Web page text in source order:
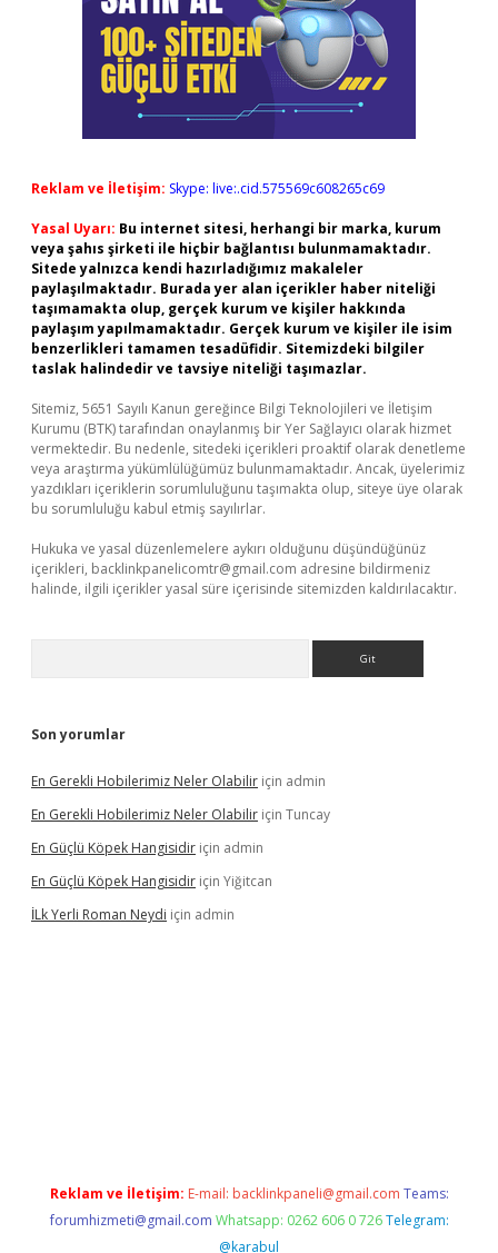
Reklam ve İletişim: Skype: live:.cid.575569c608265c69
Yasal Uyarı: Bu internet sitesi, herhangi bir marka, kurum
veya şahıs şirketi ile hiçbir bağlantısı bulunmamaktadır.
Sitede yalnızca kendi hazırladığımız makaleler
paylaşılmaktadır. Burada yer alan içerikler haber niteliği
taşımamakta olup, gerçek kurum ve kişiler hakkında
paylaşım yapılmamaktadır. Gerçek kurum ve kişiler ile isim
benzerlikleri tamamen tesadüfidir. Sitemizdeki bilgiler
taslak halindedir ve tavsiye niteliği taşımazlar.
Sitemiz, 5651 Sayılı Kanun gereğince Bilgi Teknolojileri ve İletişim
Kurumu (BTK) tarafından onaylanmış bir Yer Sağlayıcı olarak hizmet
vermektedir. Bu nedenle, sitedeki içerikleri proaktif olarak denetleme
veya araştırma yükümlülüğümüz bulunmamaktadır. Ancak, üyelerimiz
yazdıkları içeriklerin sorumluluğunu taşımakta olup, siteye üye olarak
bu sorumluluğu kabul etmiş sayılırlar.
Hukuka ve yasal düzenlemelere aykırı olduğunu düşündüğünüz
içerikleri, backlinkpanelicomtr@gmail.com adresine bildirmeniz
halinde, ilgili içerikler yasal süre içerisinde sitemizden kaldırılacaktır.
Son yorumlar
En Gerekli Hobilerimiz Neler Olabilir için admin
En Gerekli Hobilerimiz Neler Olabilir için Tuncay
En Güçlü Köpek Hangisidir için admin
En Güçlü Köpek Hangisidir için Yiğitcan
İLk Yerli Roman Neydi için admin
Reklam ve İletişim: E-mail: backlinkpaneli@gmail.com Teams:
forumhizmeti@gmail.com Whatsapp: 0262 606 0 726 Telegram:
@karabul